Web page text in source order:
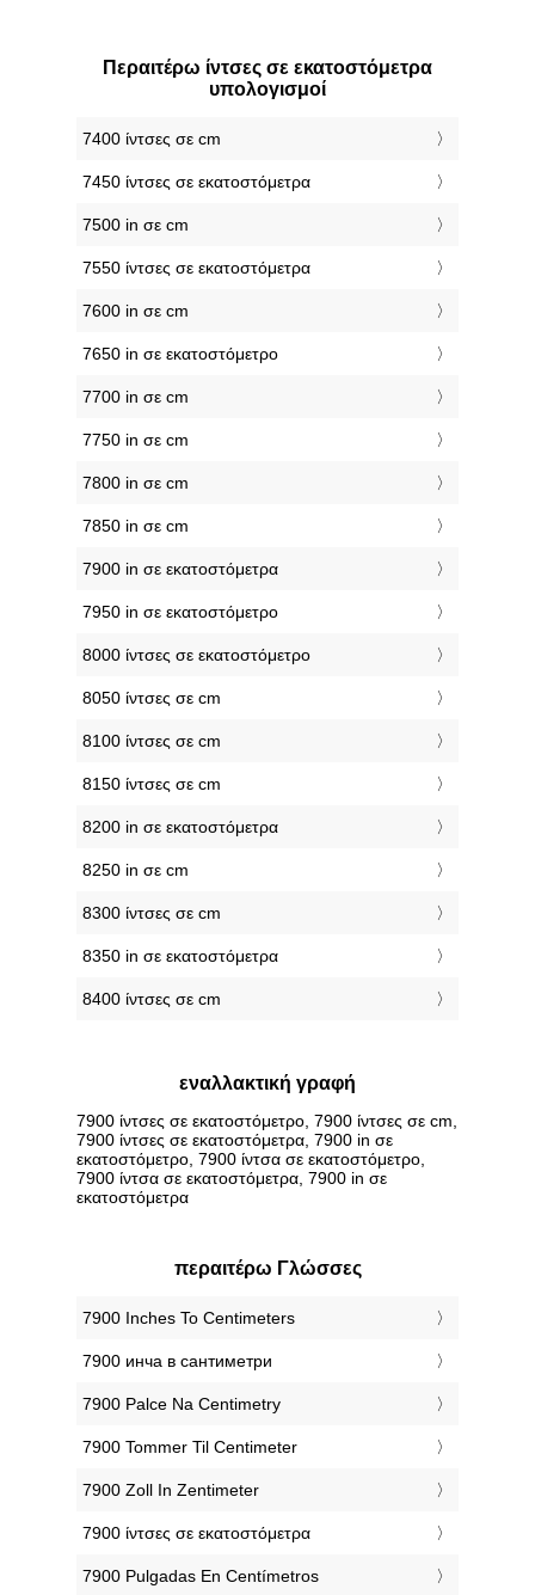
Περαιτέρω ίντσες σε εκατοστόμετρα
υπολογισμοί
7400 ίντσες σε cm
7450 ίντσες σε εκατοστόμετρα
7500 in σε cm
7550 ίντσες σε εκατοστόμετρα
7600 in σε cm
7650 in σε εκατοστόμετρο
7700 in σε cm
7750 in σε cm
7800 in σε cm
7850 in σε cm
7900 in σε εκατοστόμετρα
7950 in σε εκατοστόμετρο
8000 ίντσες σε εκατοστόμετρο
8050 ίντσες σε cm
8100 ίντσες σε cm
8150 ίντσες σε cm
8200 in σε εκατοστόμετρα
8250 in σε cm
8300 ίντσες σε cm
8350 in σε εκατοστόμετρα
8400 ίντσες σε cm
εναλλακτική γραφή
7900 ίντσες σε εκατοστόμετρο, 7900 ίντσες σε cm,
7900 ίντσες σε εκατοστόμετρα, 7900 in σε
εκατοστόμετρο, 7900 ίντσα σε εκατοστόμετρο,
7900 ίντσα σε εκατοστόμετρα, 7900 in σε
εκατοστόμετρα
περαιτέρω Γλώσσες
‎7900 Inches To Centimeters
‎7900 инча в сантиметри
‎7900 Palce Na Centimetry
‎7900 Tommer Til Centimeter
‎7900 Zoll In Zentimeter
‎7900 ίντσες σε εκατοστόμετρα
‎7900 Pulgadas En Centímetros